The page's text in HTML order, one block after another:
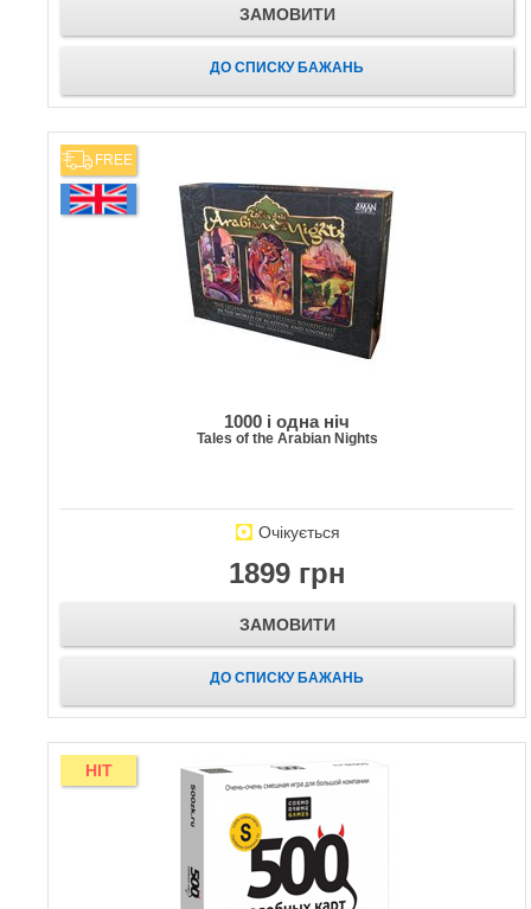
ЗАМОВИТИ
ДО СПИСКУ БАЖАНЬ
FREE
1000 і одна ніч
Tales of the Arabian Nights
Очікується
1899 грн
ЗАМОВИТИ
ДО СПИСКУ БАЖАНЬ
HIT